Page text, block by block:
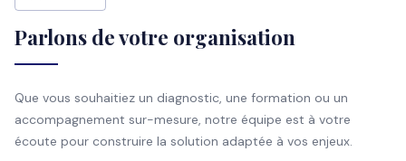
Parlons de votre organisation
Que vous souhaitiez un diagnostic, une formation ou un
accompagnement sur-mesure, notre équipe est à votre
écoute pour construire la solution adaptée à vos enjeux.